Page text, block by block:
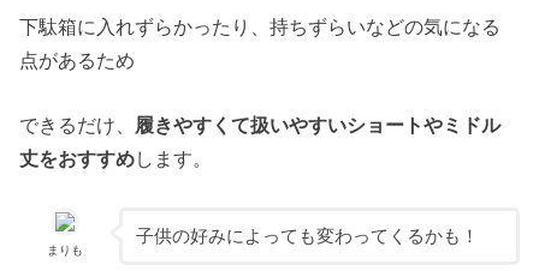
下駄箱に入れずらかったり、持ちずらいなどの気になる
点があるため
できるだけ、 履きやすくて扱いやすいショートやミドル
丈をおすすめします。
まりも
子供の好みによっても変わってくるかも！